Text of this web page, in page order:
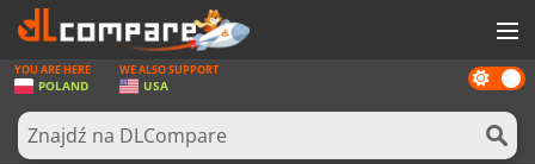
GRY
KARTY DO GIER
Dark
mode
YOU ARE HERE
POLAND
WE ALSO SUPPORT
USA